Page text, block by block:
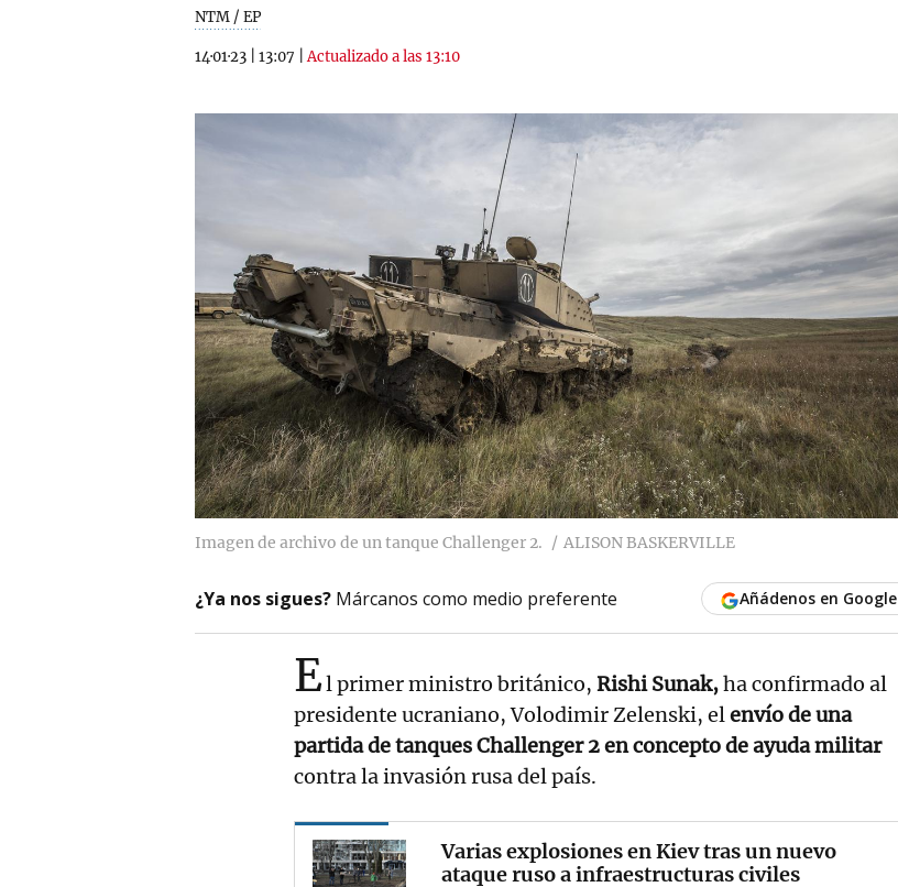
NTM / EP
14·01·23 13:07 |Actualizado a las 13:10
Imagen de archivo de un tanque Challenger 2. ALISON BASKERVILLE
¿Ya nos sigues? Márcanos como medio preferente Añádenos en Google
El primer ministro británico, Rishi Sunak,ha confirmado al
presidente ucraniano, Volodimir Zelenski, elenvío de una
partida de tanques Challenger 2 en concepto de ayuda militar
contra la invasión rusa del país.
Varias explosiones en Kiev tras un nuevo
ataque ruso a infraestructuras civiles